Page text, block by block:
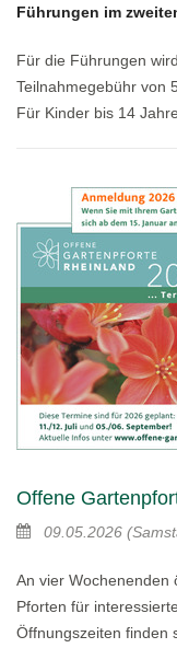
Führungen im
Für die Führungen
Teilnahmegebühr von
Für Kinder bis 14
Offene
09.05.2026
An vier Wochenenden
Pforten für
Öffnungszeiten finden